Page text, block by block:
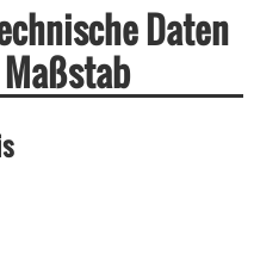
Daten